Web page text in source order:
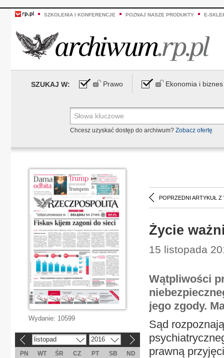
SZKOLENIA I KONFERENCJE POZNAJ NASZE PRODUKTY E-
SZUKAJ W: Prawo Ekonomia i biznes
Chcesz uzyskać dostęp do archiwum? Zobacz ofertę
POPRZEDNI ARTYKUŁ Z
Życie
15 listopada
Wątpliwości
jego zgody.
Sąd
prawną
Wydanie: 10599
listopad 2016
PN WT ŚR CZ PT SB
ND